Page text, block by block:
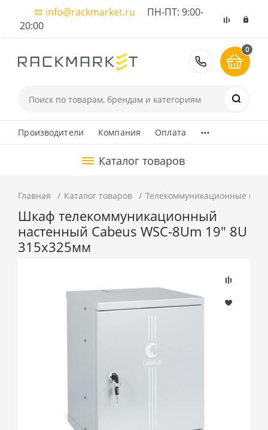
info@rackmarket.ru ПН-ПТ: 9:00-
20:00
8 (495)
0
Производители Компания Оплата ...
Каталог товаров
Главная Каталог товаров Телекоммуникационные
Шкаф телекоммуникационный
настенный Cabeus WSC-8Um 19" 8U
315x325мм